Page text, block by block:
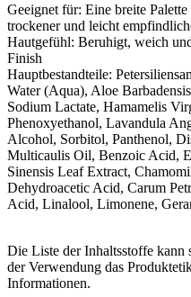
Geeignet für: Eine breite
trockener und leicht
Hautgefühl: Beruhigt, weich
Finish
Hauptbestandteile:
Water (Aqua), Aloe
Sodium Lactate, Hamamelis
Phenoxyethanol, Lavandula
Alcohol, Sorbitol, Panthenol,
Multicaulis Oil, Benzoic Acid,
Sinensis Leaf Extract,
Dehydroacetic Acid, Carum
Acid, Linalool, Limonene,
Die Liste der Inhaltsstoffe kann
der Verwendung das
Informationen.